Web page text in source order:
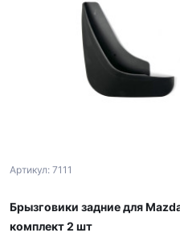
Артикул: 7111
Брызговики задние для
комплект 2 шт